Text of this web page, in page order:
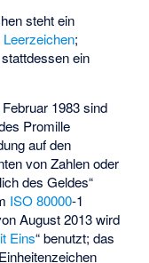
steht ein
Leerzeichen;
ein
1983 sind
Promille
auf den
von Zahlen oder
des Geldes“
ISO 80000-1
August 2013 wird
Eins“ benutzt; das